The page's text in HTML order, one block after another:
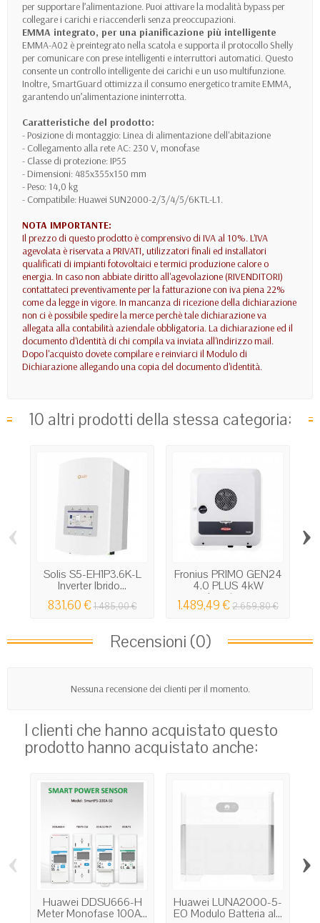
per supportare l’alimentazione. Puoi attivare la modalità bypass per
collegare i carichi e riaccenderli senza preoccupazioni.
EMMA integrato, per una pianificazione più intelligente
EMMA-A02 è preintegrato nella scatola e supporta il protocollo Shelly
per comunicare con prese intelligenti e interruttori automatici. Questo
consente un controllo intelligente dei carichi e un uso multifunzione.
Inoltre, SmartGuard ottimizza il consumo energetico tramite EMMA,
garantendo un’alimentazione ininterrotta.
Caratteristiche del prodotto:
- Posizione di montaggio: Linea di alimentazione dell'abitazione
- Collegamento alla rete AC: 230 V, monofase
- Classe di protezione: IP55
- Dimensioni: 485x355x150 mm
- Peso: 14,0 kg
- Compatibile: Huawei SUN2000-2/3/4/5/6KTL-L1.
NOTA IMPORTANTE:
Il prezzo di questo prodotto è comprensivo di IVA al 10%. L'IVA
agevolata è riservata a PRIVATI, utilizzatori finali ed installatori
qualificati di impianti fotovoltaici e termici produzione calore o
energia. In caso non abbiate diritto all'agevolazione (RIVENDITORI)
contattateci preventivamente per la fatturazione con iva piena 22%
come da legge in vigore. In mancanza di ricezione della dichiarazione
non ci è possibile spedire la merce perchè tale dichiarazione va
allegata alla contabilità aziendale obbligatoria. La dichiarazione ed il
documento d'identità di chi compila va inviata all'indirizzo mail.
Dopo l'acquisto dovete compilare e reinviarci il Modulo di
Dichiarazione allegando una copia del documento d'identità.
10 altri prodotti della stessa categoria:
Solis S5-EH1P3.6K-L
Inverter Ibrido...
831,60 €1.485,00 €
Fronius PRIMO GEN24
4.0 PLUS 4kW
Inverter...
1.489,49 €2.659,80 €
‹ ›
Recensioni (0)
Nessuna recensione dei clienti per il momento.
I clienti che hanno acquistato questo
prodotto hanno acquistato anche:
Huawei DDSU666-H
Meter Monofase 100A...
Huawei LUNA2000-5-
EO Modulo Batteria al...
‹ ›